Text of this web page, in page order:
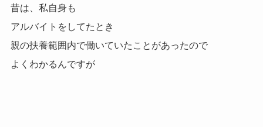
昔は、私自身も
アルバイトをしてたとき
親の扶養範囲内で働いていたことがあったので
よくわかるんですが